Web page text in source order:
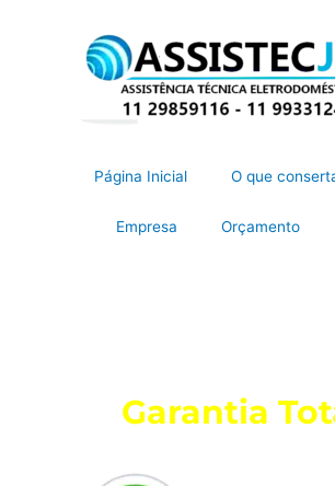
Página Inicial O que
Empresa Orçamento
Faça cotação sem
Garantia